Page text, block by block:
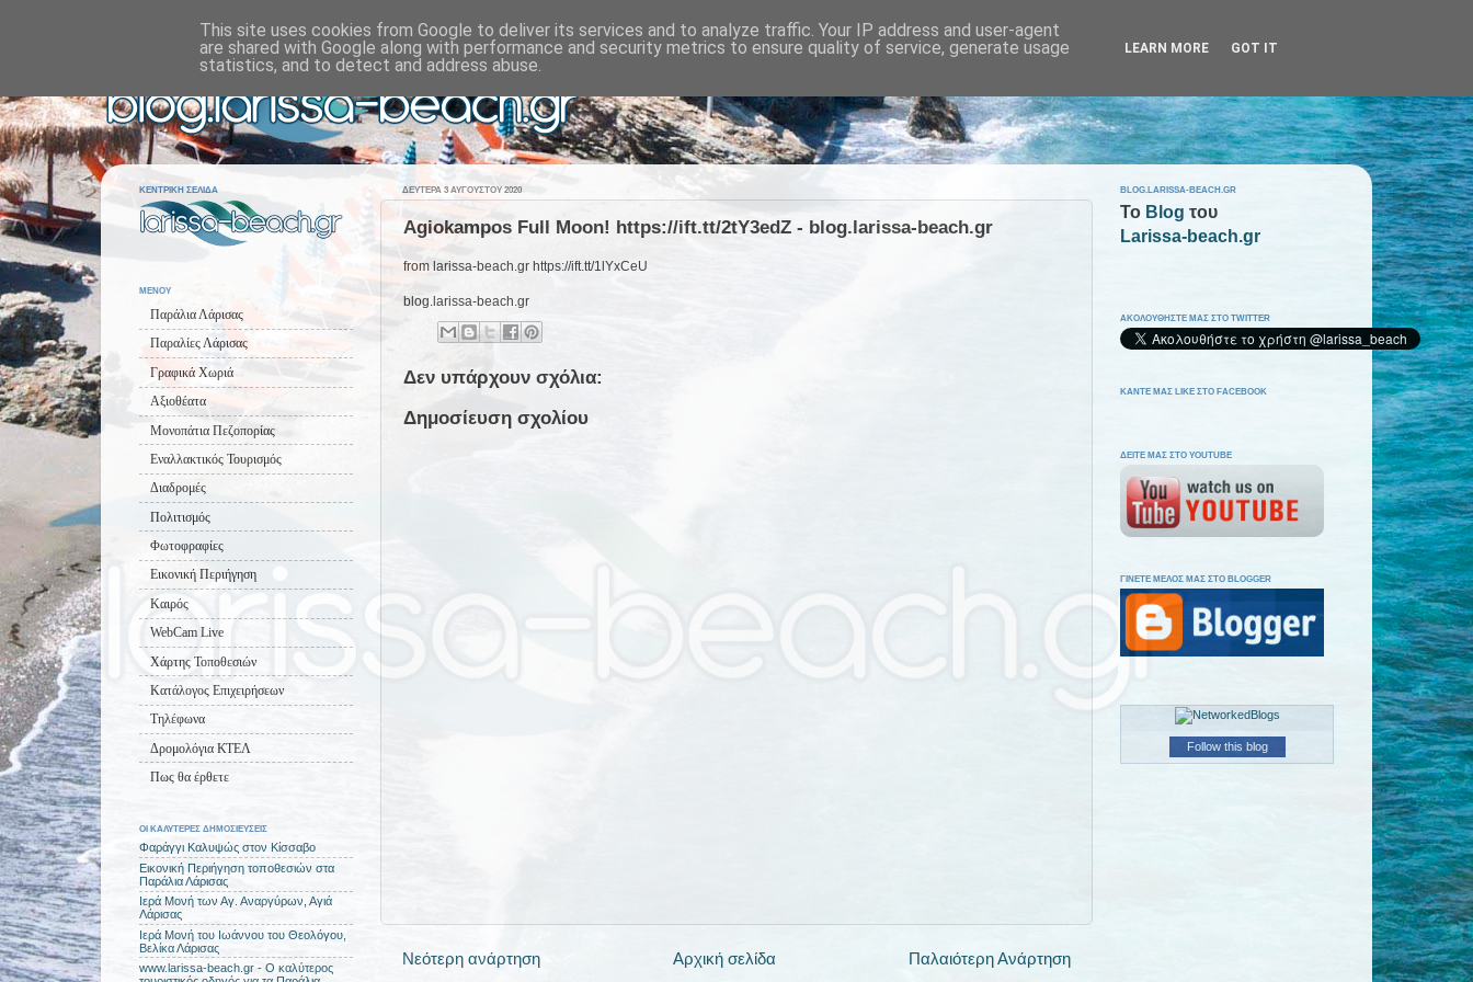
ΔΕΥΤΈΡΑ 3 ΑΥΓΟΎΣΤΟΥ 2020
Agiokampos Full Moon! https://ift.tt/2tY3edZ - blog.larissa-beach.gr
from larissa-beach.gr https://ift.tt/1lYxCeU
blog.larissa-beach.gr
Δεν υπάρχουν σχόλια:
Δημοσίευση σχολίου
Νεότερη ανάρτηση Παλαιότερη Ανάρτηση
Αρχική σελίδα
ΚΕΝΤΡΙΚΗ ΣΕΛΙΔΑ
ΜΕΝΟΥ
Παράλια Λάρισας
Παραλίες Λάρισας
Γραφικά Χωριά
Αξιοθέατα
Μονοπάτια Πεζοπορίας
Εναλλακτικός Τουρισμός
Διαδρομές
Πολιτισμός
Φωτοφραφίες
Εικονική Περιήγηση
Καιρός
WebCam Live
Χάρτης Τοποθεσιών
Κατάλογος Επιχειρήσεων
Τηλέφωνα
Δρομολόγια ΚΤΕΛ
Πως θα έρθετε
ΟΙ ΚΑΛΥΤΕΡΕΣ ΔΗΜΟΣΙΕΥΣΕΙΣ
Φαράγγι Καλυψώς στον Κίσσαβο
Εικονική Περιήγηση τοποθεσιών στα
Παράλια Λάρισας
Ιερά Μονή των Αγ. Αναργύρων, Αγιά
Λάρισας
Ιερά Μονή του Ιωάννου του Θεολόγου,
Βελίκα Λάρισας
www.larissa-beach.gr - Ο καλύτερος
BLOG.LARISSA-BEACH.GR
To Blog του
Larissa-beach.gr
ΑΚΟΛΟΥΘΗΣΤΕ ΜΑΣ ΣΤΟ TWITTER
ΚΑΝΤΕ ΜΑΣ LIKE ΣΤΟ FACEBOOK
ΔΕΙΤΕ ΜΑΣ ΣΤΟ YOUTUBE
ΓΙΝΕΤΕ ΜΕΛΟΣ ΜΑΣ ΣΤΟ BLOGGER
Follow this blog
This site uses cookies from Google to deliver its services and to analyze traffic. Your IP address and user-agent
are shared with Google along with performance and security metrics to ensure quality of service, generate usage
statistics, and to detect and address abuse.
LEARN MORE GOT IT